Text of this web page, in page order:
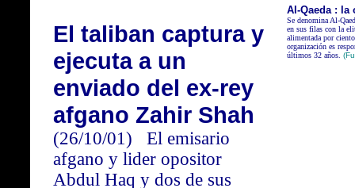
El taliban captura y
ejecuta a un
enviado del ex-rey
afgano Zahir Shah
(26/10/01) El emisario
afgano y lider opositor
Abdul Haq y dos de sus
Al-Qaeda : la
Se denomina Al-
en sus filas con la
alimentada por
organización es
últimos 32 años.